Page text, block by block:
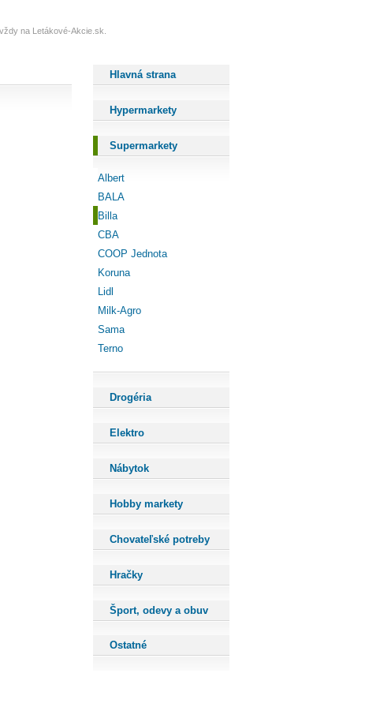
na Letákové-Akcie.sk.
Hlavná strana
Hypermarkety
Supermarkety
Albert
BALA
Billa
CBA
COOP Jednota
Koruna
Lidl
Milk-Agro
Sama
Terno
Drogéria
Elektro
Nábytok
Hobby markety
Chovateľské potreby
Hračky
Šport, odevy a obuv
Ostatné